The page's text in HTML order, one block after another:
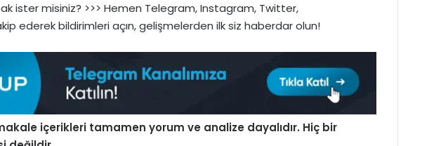
ister misiniz? >>> Hemen Telegram,Instagram, Twitter,
ederek bildirimleri açın, gelişmelerden ilk siz haberdar olun!
içerikleri tamamen yorum ve analize dayalıdır. Hiç bir